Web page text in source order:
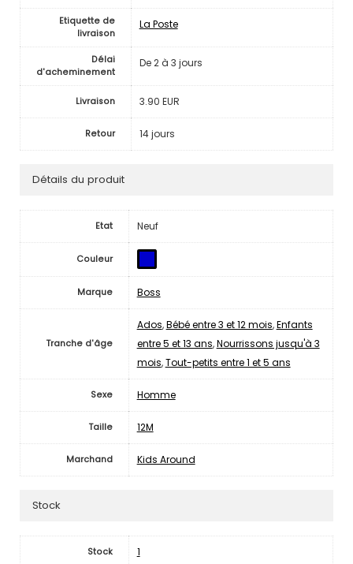
Etiquette de
livraison
La Poste
Délai
d'acheminement
De 2 à 3 jours
Livraison 3.90 EUR
Retour 14 jours
Détails du produit
Etat Neuf
Couleur
Marque Boss
Tranche d'âge
Ados,Bébé entre 3 et 12 mois,Enfants
entre 5 et 13 ans,Nourrissons jusqu'à 3
mois,Tout-petits entre 1 et 5 ans
Sexe Homme
Taille 12M
Marchand Kids Around
Stock
Stock 1